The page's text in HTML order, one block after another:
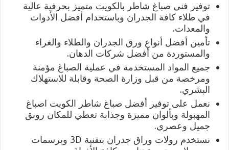
توفير فني صباغ شاطر بالكويت متميز بحرفية عالية
في طلاء كافة الجدران وباستخدام أفضل الأدوات
والمعدات.
تأمين أفضل أنواع ورق الجدران والطلاء والغراء
والمستوردة من أفضل شركات الدهان.
جميع المواد المستخدمة في عملية الصباغ مؤمنة
ومرخصة من قبل وزارة الصحة وقابلة للاستهلاك
البشري.
نعمل على توفير أفضل صباغ شاطر الكويت اصباغ
المهبولة وبألوان مميزة وجذابة تعطي للمكان رونق
جميل وعصري.
نستخدم رولات وراق جدران بتقنية 3D وبرسمات